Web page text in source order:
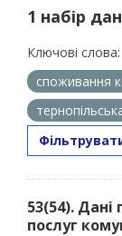
1 набір
Ключові слова:
споживання
53(54).
послуг